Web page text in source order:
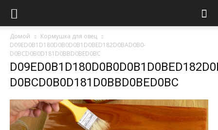
Домой
Кормушка для овец
D09ED0B1D180D0B0D0B1D0BED182D0BAD0B0-
D0BCD0B0D181D0BBD0BED0BC
D0BCD0B0D181D0BBD0BED0BC